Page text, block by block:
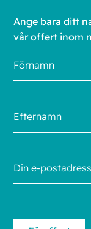
Ange bara ditt
vår offert inom